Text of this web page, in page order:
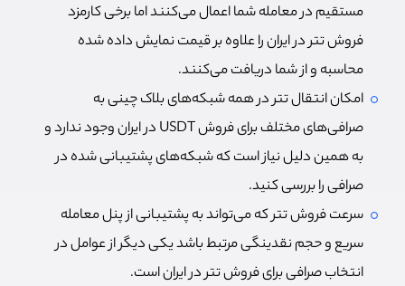
مستقیم در معامله شما اعمال می‌کنند اما برخی کارمزد
فروش تتر در ایران را علاوه بر قیمت نمایش داده شده
محاسبه و از شما دریافت می‌کنند.
امکان انتقال تتر در همه شبکه‌های بلاک چینی به
صرافی‌های مختلف برای فروش USDT در ایران وجود ندارد و
به همین دلیل نیاز است که شبکه‌های پشتیبانی شده در
صرافی را بررسی کنید.
سرعت فروش تتر که می‌تواند به پشتیبانی از پنل معامله
سریع و حجم نقدینگی مرتبط باشد یکی دیگر از عوامل در
انتخاب صرافی برای فروش تتر در ایران است.